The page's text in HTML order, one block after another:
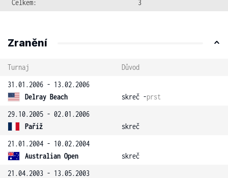
Celkem:
3
Zranění
Turnaj
Důvod
31.01.2006 - 13.02.2006
Delray Beach
skreč -prst
29.10.2005 - 02.01.2006
Paříž
skreč
21.01.2004 - 10.02.2004
Australian Open
skreč
21.04.2003 - 13.05.2003